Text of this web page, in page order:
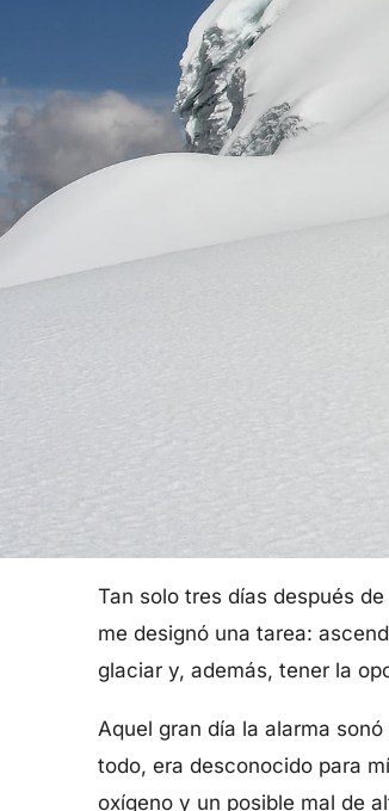
Tan solo tres días después
me designó una tarea:
glaciar y, además, tener la
Aquel gran día la alarma
todo, era desconocido para
oxígeno y un posible mal de